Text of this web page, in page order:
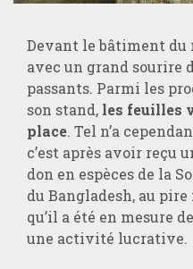
Devant le bâtiment du
avec un grand sourire
passants. Parmi les
son stand, les feuilles
place. Tel n’a
c’est après avoir reçu
don en espèces de la
du Bangladesh, au
qu’il a été en mesure
une activité lucrative.